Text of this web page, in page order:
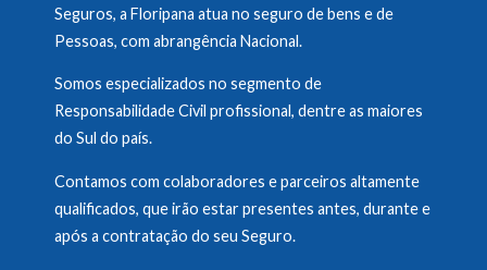
Seguros, a Floripana atua no seguro de bens e de
Pessoas, com abrangência Nacional.
Somos especializados no segmento de
Responsabilidade Civil profissional, dentre as maiores
do Sul do país.
Contamos com colaboradores e parceiros altamente
qualificados, que irão estar presentes antes, durante e
após a contratação do seu Seguro.